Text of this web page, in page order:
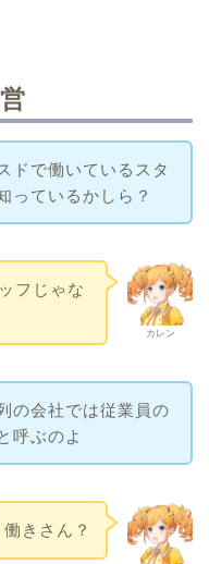
ドで働いているスタ
っているかしら？
カレン
フじゃな
の会社では従業員の
呼ぶのよ
働きさん？